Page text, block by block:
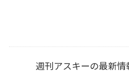
週刊アスキーの最新情